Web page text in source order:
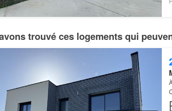
trouvé ces logements qui